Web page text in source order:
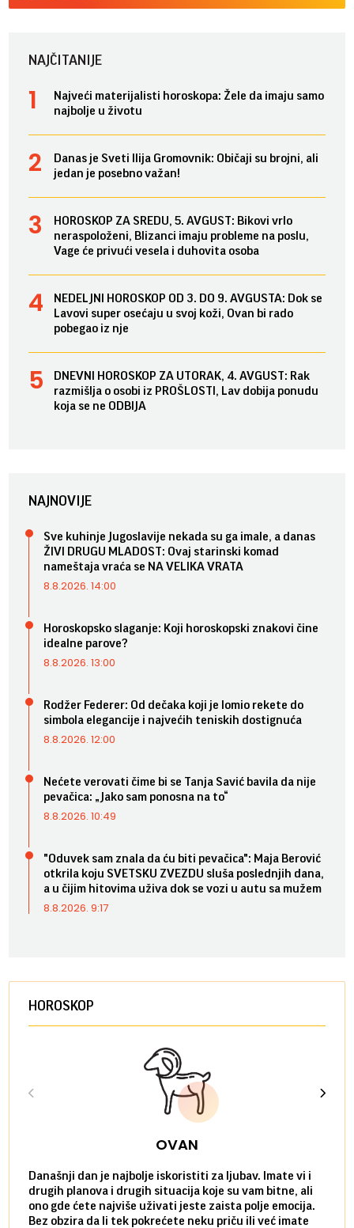
NAJČITANIJE
Najveći materijalisti horoskopa: Žele da imaju samo
najbolje u životu
Danas je Sveti Ilija Gromovnik: Običaji su brojni, ali
jedan je posebno važan!
HOROSKOP ZA SREDU, 5. AVGUST: Bikovi vrlo
neraspoloženi, Blizanci imaju probleme na poslu,
Vage će privući vesela i duhovita osoba
NEDELJNI HOROSKOP OD 3. DO 9. AVGUSTA: Dok se
Lavovi super osećaju u svoj koži, Ovan bi rado
pobegao iz nje
DNEVNI HOROSKOP ZA UTORAK, 4. AVGUST: Rak
razmišlja o osobi iz PROŠLOSTI, Lav dobija ponudu
koja se ne ODBIJA
NAJNOVIJE
Sve kuhinje Jugoslavije nekada su ga imale, a danas
ŽIVI DRUGU MLADOST: Ovaj starinski komad
nameštaja vraća se NA VELIKA VRATA
8.8.2026. 14:00
Horoskopsko slaganje: Koji horoskopski znakovi čine
idealne parove?
8.8.2026. 13:00
Rodžer Federer: Od dečaka koji je lomio rekete do
simbola elegancije i najvećih teniskih dostignuća
8.8.2026. 12:00
Nećete verovati čime bi se Tanja Savić bavila da nije
pevačica: „Jako sam ponosna na to“
8.8.2026. 10:49
"Oduvek sam znala da ću biti pevačica": Maja Berović
otkrila koju SVETSKU ZVEZDU sluša poslednjih dana,
a u čijim hitovima uživa dok se vozi u autu sa mužem
8.8.2026. 9:17
HOROSKOP
OVAN
Današnji dan je najbolje iskoristiti za ljubav. Imate vi i
drugih planova i drugih situacija koje su vam bitne, ali
ono gde ćete najviše uživati jeste zaista polje emocija.
Bez obzira da li tek pokrećete neku priču ili već imate